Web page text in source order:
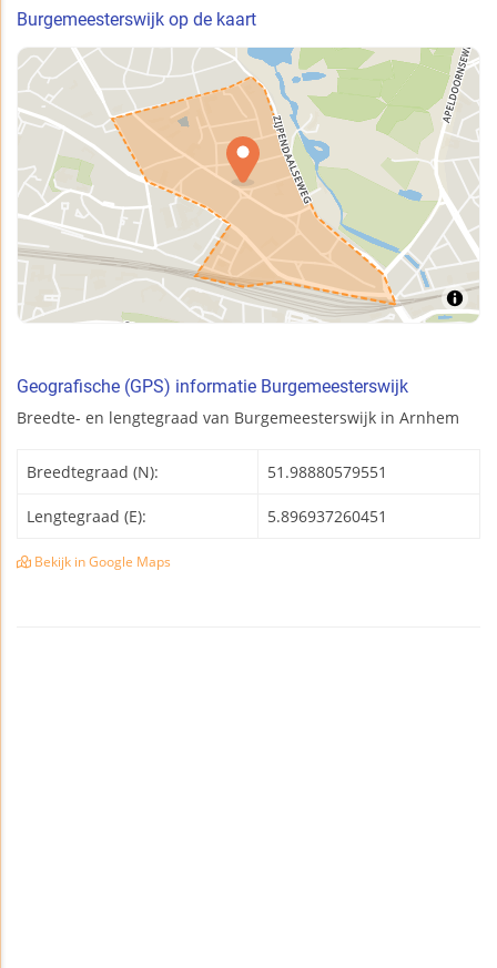
Burgemeesterswijk op de kaart
Geografische (GPS) informatie Burgemeesterswijk
Breedte- en lengtegraad van Burgemeesterswijk in Arnhem
Breedtegraad (N): 51.98880579551
Lengtegraad (E): 5.896937260451
Bekijk in Google Maps